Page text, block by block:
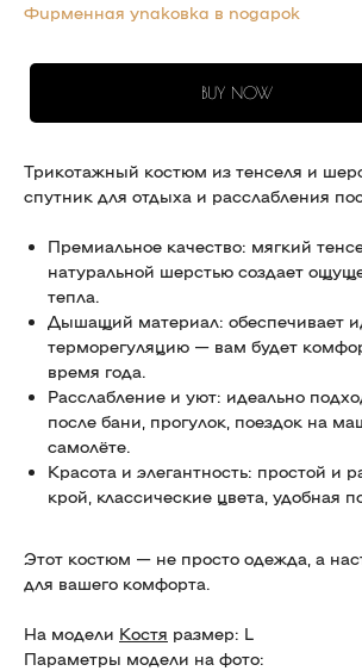
Фирменная упаковка в подарок
BUY NOW
Трикотажный костюм из тенселя и
спутник для отдыха и расслабления
Премиальное качество: мягкий
натуральной шерстью создает
тепла.
Дышащий материал: обеспечивает
терморегуляцию — вам будет
время года.
Расслабление и уют: идеально
после бани, прогулок, поездок на
самолёте.
Красота и элегантность: простой и
крой, классические цвета, удобная
Этот костюм — не просто одежда, а
для вашего комфорта.
На модели Костя размер: L
Параметры модели на фото: